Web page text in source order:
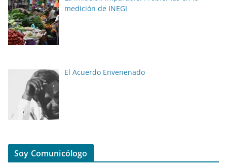
medición de INEGI
El Acuerdo Envenenado
Soy Comunicólogo